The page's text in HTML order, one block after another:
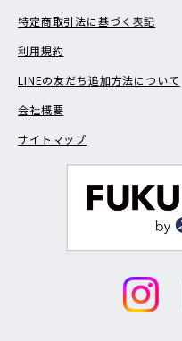
特定商取引法に基づく表記
利用規約
LINEの友だち追加方法について
会社概要
サイトマップ